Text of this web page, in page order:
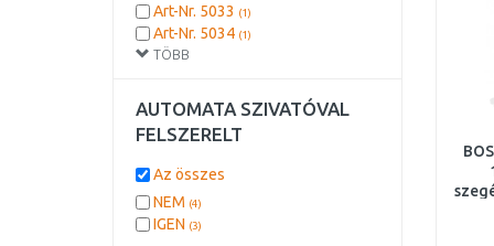
(1)
4,5 kW(1)
5 kW
TÖBB
Art-Nr. 5033 (1)
Art-Nr. 5034 (1)
Art-Nr. 5038
AUTOMATA SZIVATÓVAL
FELSZERELT
Az összes
NEM (4)
IGEN (3)